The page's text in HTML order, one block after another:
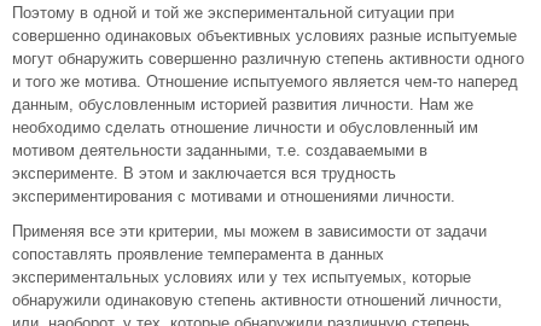
Поэтому в одной и той же экспериментальной ситуации при
совершенно одинаковых объективных условиях разные испытуемые
могут обнаружить совершенно различную степень активности одного
и того же мотива. Отношение испытуемого является чем-то наперед
данным, обусловленным историей развития личности. Нам же
необходимо сделать отношение личности и обусловленный им
мотивом деятельности заданными, т.е. создаваемыми в
эксперименте. В этом и заключается вся трудность
экспериментирования с мотивами и отношениями личности.
Применяя все эти критерии, мы можем в зависимости от задачи
сопоставлять проявление темперамента в данных
экспериментальных условиях или у тех испытуемых, которые
обнаружили одинаковую степень активности отношений личности,